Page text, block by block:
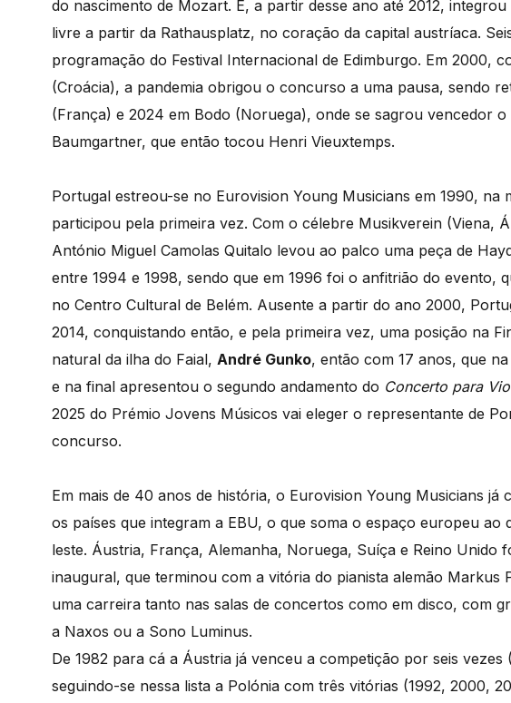
do nascimento de Mozart. E, a partir desse ano até 2012,
livre a partir da Rathausplatz, no coração da capital austríaca.
programação do Festival Internacional de Edimburgo. Em 2000,
(Croácia), a pandemia obrigou o concurso a uma pausa, sendo
(França) e 2024 em Bodo (Noruega), onde se sagrou vencedor
Baumgartner, que então tocou Henri Vieuxtemps.
Portugal estreou-se no Eurovision Young Musicians em 1990, na
participou pela primeira vez. Com o célebre Musikverein (Viena,
António Miguel Camolas Quitalo levou ao palco uma peça de
entre 1994 e 1998, sendo que em 1996 foi o anfitrião do evento,
no Centro Cultural de Belém. Ausente a partir do ano 2000,
2014, conquistando então, e pela primeira vez, uma posição na
natural da ilha do Faial, André Gunko, então com 17 anos, que
e na final apresentou o segundo andamento do Concerto para
2025 do Prémio Jovens Músicos vai eleger o representante de
concurso.
Em mais de 40 anos de história, o Eurovision Young Musicians
os países que integram a EBU, o que soma o espaço europeu ao
leste. Áustria, França, Alemanha, Noruega, Suíça e Reino Unido
inaugural, que terminou com a vitória do pianista alemão Markus
uma carreira tanto nas salas de concertos como em disco, com
a Naxos ou a Sono Luminus.
De 1982 para cá a Áustria já venceu a competição por seis
seguindo-se nessa lista a Polónia com três vitórias (1992, 2000,